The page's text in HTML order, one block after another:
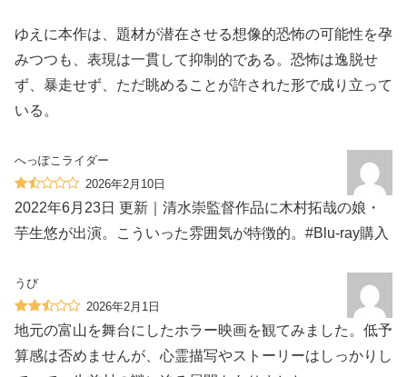
ゆえに本作は、題材が潜在させる想像的恐怖の可能性を孕
みつつも、表現は一貫して抑制的である。恐怖は逸脱せ
ず、暴走せず、ただ眺めることが許された形で成り立って
いる。
へっぽこライダー
2026年2月10日
2022年6月23日 更新｜清水崇監督作品に木村拓哉の娘・
芋生悠が出演。こういった雰囲気が特徴的。#Blu-ray購入
うび
2026年2月1日
地元の富山を舞台にしたホラー映画を観てみました。低予
算感は否めませんが、心霊描写やストーリーはしっかりし